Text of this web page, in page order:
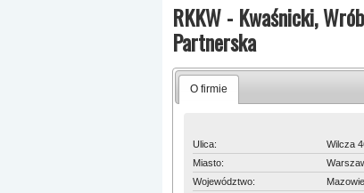
RKKW - Kwaśnicki,
Partnerska
O firmie
Ulica:
Wilcza
Miasto:
Województwo: